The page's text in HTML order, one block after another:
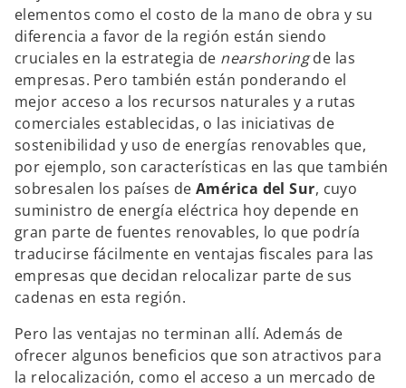
elementos como el costo de la mano de obra y su
diferencia a favor de la región están siendo
cruciales en la estrategia de nearshoringde las
empresas. Pero también están ponderando el
mejor acceso a los recursos naturales y a rutas
comerciales establecidas, o las iniciativas de
sostenibilidad y uso de energías renovables que,
por ejemplo, son características en las que también
sobresalen los países deAmérica del Sur, cuyo
suministro de energía eléctrica hoy depende en
gran parte de fuentes renovables, lo que podría
traducirse fácilmente en ventajas fiscales para las
empresas que decidan relocalizar parte de sus
cadenas en esta región.
Pero las ventajas no terminan allí. Además de
ofrecer algunos beneficios que son atractivos para
la relocalización, como el acceso a un mercado de